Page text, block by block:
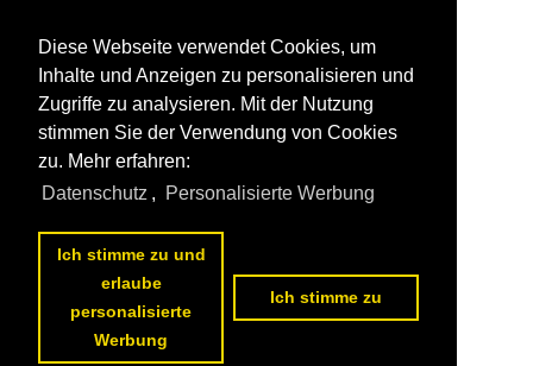
Diese Webseite verwendet Cookies, um
Inhalte und Anzeigen zu personalisieren und
Zugriffe zu analysieren. Mit der Nutzung
stimmen Sie der Verwendung von Cookies
zu. Mehr erfahren:
Datenschutz , Personalisierte Werbung
Ich stimme zu und
erlaube
personalisierte
Werbung
Ich stimme zu